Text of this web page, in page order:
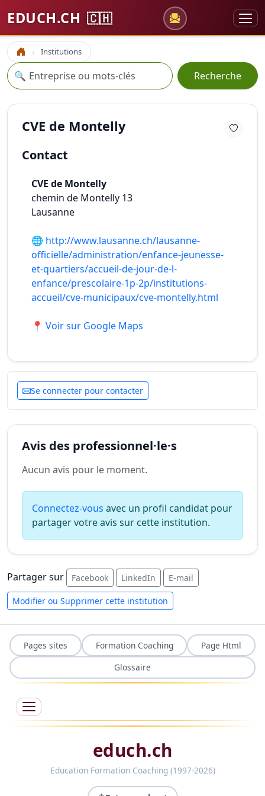
EDUCH.CH 🇨🇭
Accueil Institutions
Recherche
🔍 Recherche
CVE de Montelly
Contact
CVE de Montelly
chemin de Montelly 13
Lausanne
🌐 http://www.lausanne.ch/lausanne-
officielle/administration/enfance-jeunesse-
et-quartiers/accueil-de-jour-de-l-
enfance/prescolaire-1p-2p/institutions-
accueil/cve-municipaux/cve-montelly.html
📍 Voir sur Google Maps
Se connecter pour contacter
Avis des professionnel·le·s
Aucun avis pour le moment.
Connectez-vous avec un profil candidat pour
partager votre avis sur cette institution.
Partager sur Facebook LinkedIn E-mail
Modifier ou Supprimer cette institution
Pages sites Formation Coaching
Page Html
Glossaire
educh.ch
Education Formation Coaching (1997-2026)